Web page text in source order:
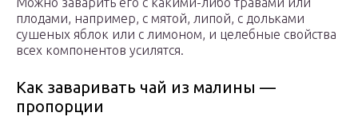
плодами, например, с мятой, липой, с дольками
сушеных яблок или с лимоном, и целебные свойства
всех компонентов усилятся.
Как заваривать чай из малины —
пропорции